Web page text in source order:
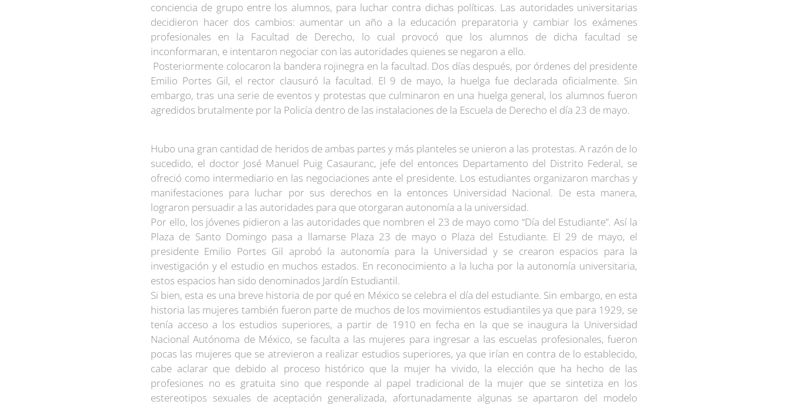
conciencia de grupo entre los alumnos, para luchar contra dichas políticas. Las autoridades universitarias
decidieron hacer dos cambios: aumentar un año a la educación preparatoria y cambiar los exámenes
profesionales en la Facultad de Derecho, lo cual provocó que los alumnos de dicha facultad se
inconformaran, e intentaron negociar con las autoridades quienes se negaron a ello.
Posteriormente colocaron la bandera rojinegra en la facultad. Dos días después, por órdenes del presidente
Emilio Portes Gil, el rector clausuró la facultad. El 9 de mayo, la huelga fue declarada oficialmente. Sin
embargo, tras una serie de eventos y protestas que culminaron en una huelga general, los alumnos fueron
agredidos brutalmente por la Policía dentro de las instalaciones de la Escuela de Derecho el día 23 de mayo.
Hubo una gran cantidad de heridos de ambas partes y más planteles se unieron a las protestas. A razón de lo
sucedido, el doctor José Manuel Puig Casauranc, jefe del entonces Departamento del Distrito Federal, se
ofreció como intermediario en las negociaciones ante el presidente. Los estudiantes organizaron marchas y
manifestaciones para luchar por sus derechos en la entonces Universidad Nacional. De esta manera,
lograron persuadir a las autoridades para que otorgaran autonomía a la universidad.
Por ello, los jóvenes pidieron a las autoridades que nombren el 23 de mayo como “Día del Estudiante”. Así la
Plaza de Santo Domingo pasa a llamarse Plaza 23 de mayo o Plaza del Estudiante. El 29 de mayo, el
presidente Emilio Portes Gil aprobó la autonomía para la Universidad y se crearon espacios para la
investigación y el estudio en muchos estados. En reconocimiento a la lucha por la autonomía universitaria,
estos espacios han sido denominados Jardín Estudiantil.
Si bien, esta es una breve historia de por qué en México se celebra el día del estudiante. Sin embargo, en esta
historia las mujeres también fueron parte de muchos de los movimientos estudiantiles ya que para 1929, se
tenía acceso a los estudios superiores, a partir de 1910 en fecha en la que se inaugura la Universidad
Nacional Autónoma de México, se faculta a las mujeres para ingresar a las escuelas profesionales, fueron
pocas las mujeres que se atrevieron a realizar estudios superiores, ya que irían en contra de lo establecido,
cabe aclarar que debido al proceso histórico que la mujer ha vivido, la elección que ha hecho de las
profesiones no es gratuita sino que responde al papel tradicional de la mujer que se sintetiza en los
estereotipos sexuales de aceptación generalizada, afortunadamente algunas se apartaron del modelo